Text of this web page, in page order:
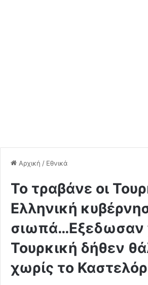
Αρχική / Εθνικά
To τραβάνε οι
Ελληνική
σιωπά…Eξεδωσαν
Τουρκική δήθεν
χωρίς το